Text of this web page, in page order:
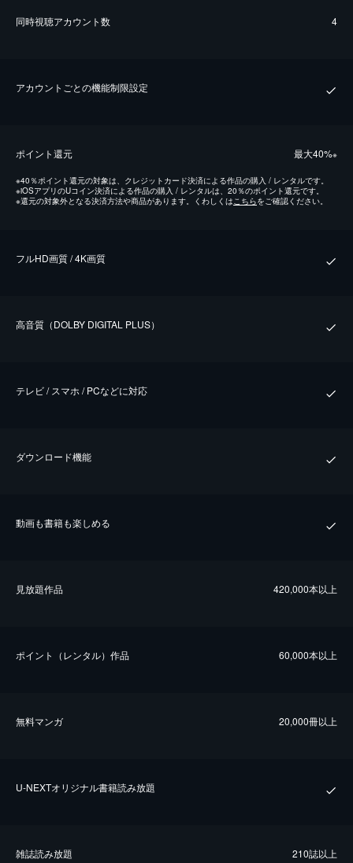
同時視聴アカウント数 4
アカウントごとの機能制限設定
ポイント還元 最⼤40%※
※40％ポイント還元の対象は、クレジットカード決済による作品の購入 / レンタルです。
※iOSアプリのUコイン決済による作品の購入 / レンタルは、20％のポイント還元です。
※還元の対象外となる決済方法や商品があります。くわしくは こちらをご確認ください。
フルHD画質 / 4K画質
⾼⾳質（DOLBY DIGITAL PLUS）
テレビ / スマホ / PCなどに対応
ダウンロード機能
動画も書籍も楽しめる
⾒放題作品 420,000本以上
ポイント（レンタル）作品 60,000本以上
無料マンガ 20,000冊以上
U-NEXTオリジナル書籍読み放題
雑誌読み放題 210誌以上